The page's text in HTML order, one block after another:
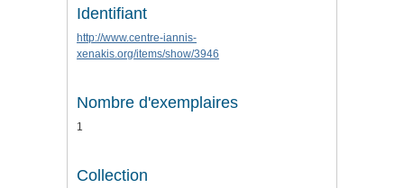
Identifiant
http://www.centre-iannis-
xenakis.org/items/show/3946
Nombre d'exemplaires
1
Collection